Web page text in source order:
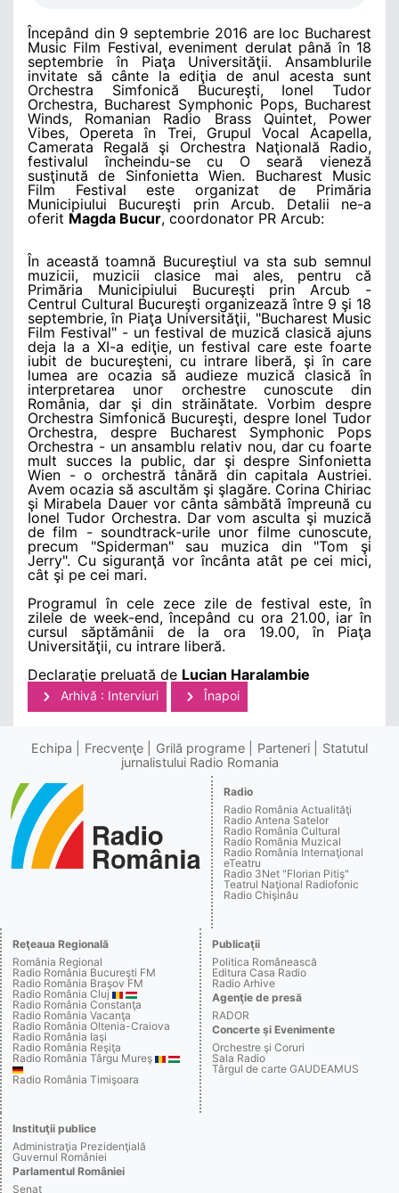
Începând din 9 septembrie 2016 are loc Bucharest
Music Film Festival, eveniment derulat până în 18
septembrie în Piaţa Universităţii. Ansamblurile
invitate să cânte la ediţia de anul acesta sunt
Orchestra Simfonică Bucureşti, Ionel Tudor
Orchestra, Bucharest Symphonic Pops, Bucharest
Winds, Romanian Radio Brass Quintet, Power
Vibes, Opereta în Trei, Grupul Vocal Acapella,
Camerata Regală şi Orchestra Naţională Radio,
festivalul încheindu-se cu O seară vieneză
susţinută de Sinfonietta Wien. Bucharest Music
Film Festival este organizat de Primăria
Municipiului Bucureşti prin Arcub. Detalii ne-a
oferit Magda Bucur, coordonator PR Arcub:
În această toamnă Bucureştiul va sta sub semnul
muzicii, muzicii clasice mai ales, pentru că
Primăria Municipiului Bucureşti prin Arcub -
Centrul Cultural Bucureşti organizează între 9 şi 18
septembrie, în Piaţa Universităţii, "Bucharest Music
Film Festival" - un festival de muzică clasică ajuns
deja la a XI-a ediţie, un festival care este foarte
iubit de bucureşteni, cu intrare liberă, şi în care
lumea are ocazia să audieze muzică clasică în
interpretarea unor orchestre cunoscute din
România, dar şi din străinătate. Vorbim despre
Orchestra Simfonică Bucureşti, despre Ionel Tudor
Orchestra, despre Bucharest Symphonic Pops
Orchestra - un ansamblu relativ nou, dar cu foarte
mult succes la public, dar şi despre Sinfonietta
Wien - o orchestră tânără din capitala Austriei.
Avem ocazia să ascultăm şi şlagăre. Corina Chiriac
şi Mirabela Dauer vor cânta sâmbătă împreună cu
Ionel Tudor Orchestra. Dar vom asculta şi muzică
de film - soundtrack-urile unor filme cunoscute,
precum "Spiderman" sau muzica din "Tom şi
Jerry". Cu siguranţă vor încânta atât pe cei mici,
cât şi pe cei mari.
Programul în cele zece zile de festival este, în
zilele de week-end, începând cu ora 21.00, iar în
cursul săptămânii de la ora 19.00, în Piaţa
Universităţii, cu intrare liberă.
Declaraţie preluată de Lucian Haralambie
Arhivă : Interviuri Înapoi
Echipa Frecvenţe Grilă programe Parteneri
Statutul
jurnalistului Radio Romania
Radio
Radio România Actualităţi
Radio Antena Satelor
Radio România Cultural
Radio România Muzical
Radio România Internaţional
eTeatru
Radio 3Net "Florian Pitiş"
Teatrul Naţional Radiofonic
Radio Chişinău
Reţeaua Regională
România Regional
Radio România Bucureşti FM
Radio România Braşov FM
Radio România Cluj
Radio România Constanţa
Radio România Vacanţa
Radio România Oltenia-Craiova
Radio România Iaşi
Radio România Reşiţa
Radio România Târgu Mureş
Radio România Timişoara
Publicaţii
Politica Românească
Editura Casa Radio
Radio Arhive
Agenţie de presă
RADOR
Concerte şi Evenimente
Orchestre şi Coruri
Sala Radio
Târgul de carte GAUDEAMUS
Instituţii publice
Administraţia Prezidenţială
Guvernul României
Parlamentul României
Senat